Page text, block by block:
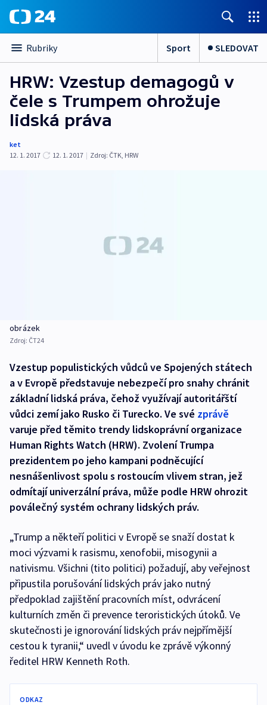
Rubriky Sport SLEDOVAT
HRW: Vzestup demagogů v
čele s Trumpem ohrožuje
lidská práva
ket
12. 1. 2017
12. 1. 2017 | Zdroj: ČTK, HRW
obrázek
Zdroj: ČT24
Vzestup populistických vůdců ve Spojených státech
a v Evropě představuje nebezpečí pro snahy chránit
základní lidská práva, čehož využívají autoritářští
vůdci zemí jako Rusko či Turecko. Ve své zprávě
varuje před těmito trendy lidskoprávní organizace
Human Rights Watch (HRW). Zvolení Trumpa
prezidentem po jeho kampani podněcující
nesnášenlivost spolu s rostoucím vlivem stran, jež
odmítají univerzální práva, může podle HRW ohrozit
poválečný systém ochrany lidských práv.
„Trump a někteří politici v Evropě se snaží dostat k
moci výzvami k rasismu, xenofobii, misogynii a
nativismu. Všichni (tito politici) požadují, aby veřejnost
připustila porušování lidských práv jako nutný
předpoklad zajištění pracovních míst, odvrácení
kulturních změn či prevence teroristických útoků. Ve
skutečnosti je ignorování lidských práv nejpřímější
cestou k tyranii,“ uvedl v úvodu ke zprávě výkonný
ředitel HRW Kenneth Roth.
ODKAZ